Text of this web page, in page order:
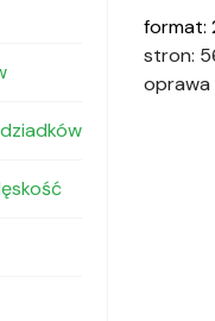
format:
stron:
oprawa